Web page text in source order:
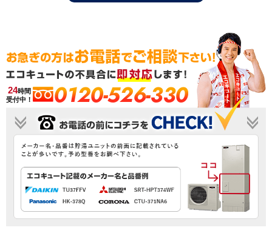
24時間
受付中！
0120-526-330